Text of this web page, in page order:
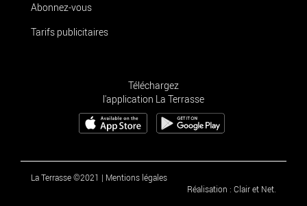
Abonnez-vous
Tarifs publicitaires
Téléchargez
l'application La Terrasse
La Terrasse ©2021 | Mentions légales
Réalisation : Clair et Net.